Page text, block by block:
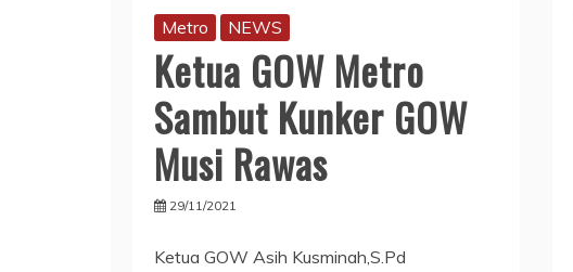
Metro NEWS
Ketua GOW Metro
Sambut Kunker GOW
Musi Rawas
29/11/2021
Ketua GOW Asih Kusminah,S.Pd